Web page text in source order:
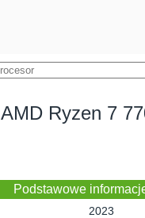
AMD Ryzen 7
Podstawowe
2023